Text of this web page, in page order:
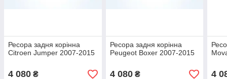
Ресора задня корінна
Citroen Jumper 2007-2015
4 080 ₴
Ресора задня корінна
Peugeot Boxer 2007-2015
4 080₴ 4